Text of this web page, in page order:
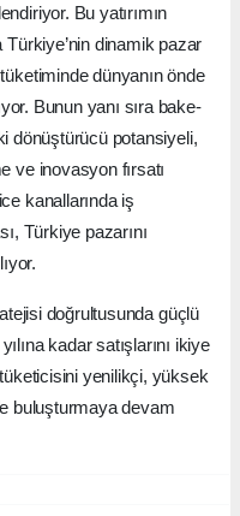
Bu yatırımın
Türkiye’nin dinamik pazar
dünyanın önde
Bunun yanı sıra bake-
dönüştürücü potansiyeli,
ve inovasyon fırsatı
kanallarında iş
Türkiye pazarını
doğrultusunda güçlü
kadar satışlarını ikiye
yenilikçi, yüksek
buluşturmaya devam